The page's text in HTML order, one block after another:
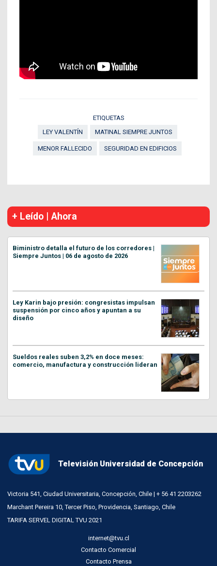
ETIQUETAS
LEY VALENTÍN
MATINAL SIEMPRE JUNTOS
MENOR FALLECIDO SEGURIDAD EN EDIFICIOS
+ Leído | Ahora
Biministro detalla el futuro de los corredores |
Siempre Juntos | 06 de agosto de 2026
Ley Karin bajo presión: congresistas impulsan
suspensión por cinco años y apuntan a su
diseño
Sueldos reales suben 3,2% en doce meses:
comercio, manufactura y construcción lideran
Televisión Universidad de Concepción
Victoria 541, Ciudad Universitaria, Concepción, Chile | + 56 41 2203262
Marchant Pereira 10, Tercer Piso, Providencia, Santiago, Chile
TARIFA SERVEL DIGITAL TVU 2021
internet@tvu.cl
Contacto Comercial
Contacto Prensa